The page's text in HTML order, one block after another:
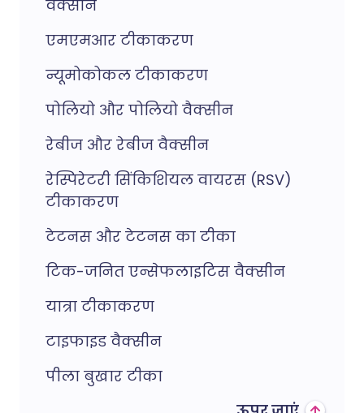
वैक्सीन
एमएमआर टीकाकरण
न्यूमोकोकल टीकाकरण
पोलियो और पोलियो वैक्सीन
रेबीज और रेबीज वैक्सीन
रेस्पिरेटरी सिंकिशियल वायरस (RSV)
टीकाकरण
टेटनस और टेटनस का टीका
टिक-जनित एन्सेफलाइटिस वैक्सीन
यात्रा टीकाकरण
टाइफाइड वैक्सीन
पीला बुखार टीका